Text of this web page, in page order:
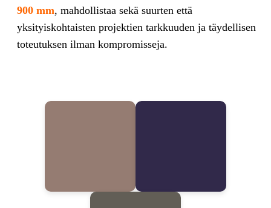
900 mm, mahdollistaa sekä suurten että
yksityiskohtaisten projektien tarkkuuden ja täydellisen
toteutuksen ilman kompromisseja.